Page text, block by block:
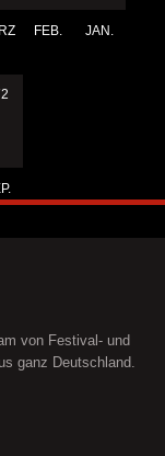
FEB. JAN.
von Festival- und
ganz Deutschland.